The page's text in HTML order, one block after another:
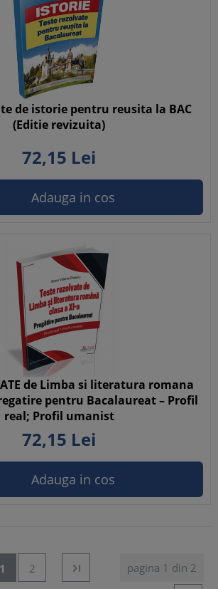
de istorie pentru reusita la BAC
(Editie revizuita)
72,15 Lei
Adauga in cos
de Limba si literatura romana
pentru Bacalaureat – Profil
real; Profil umanist
72,15 Lei
Adauga in cos
1 2 pagina 1 din 2
